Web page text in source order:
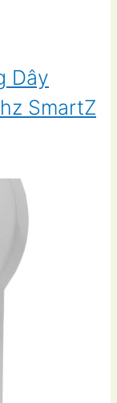
Dây
SmartZ